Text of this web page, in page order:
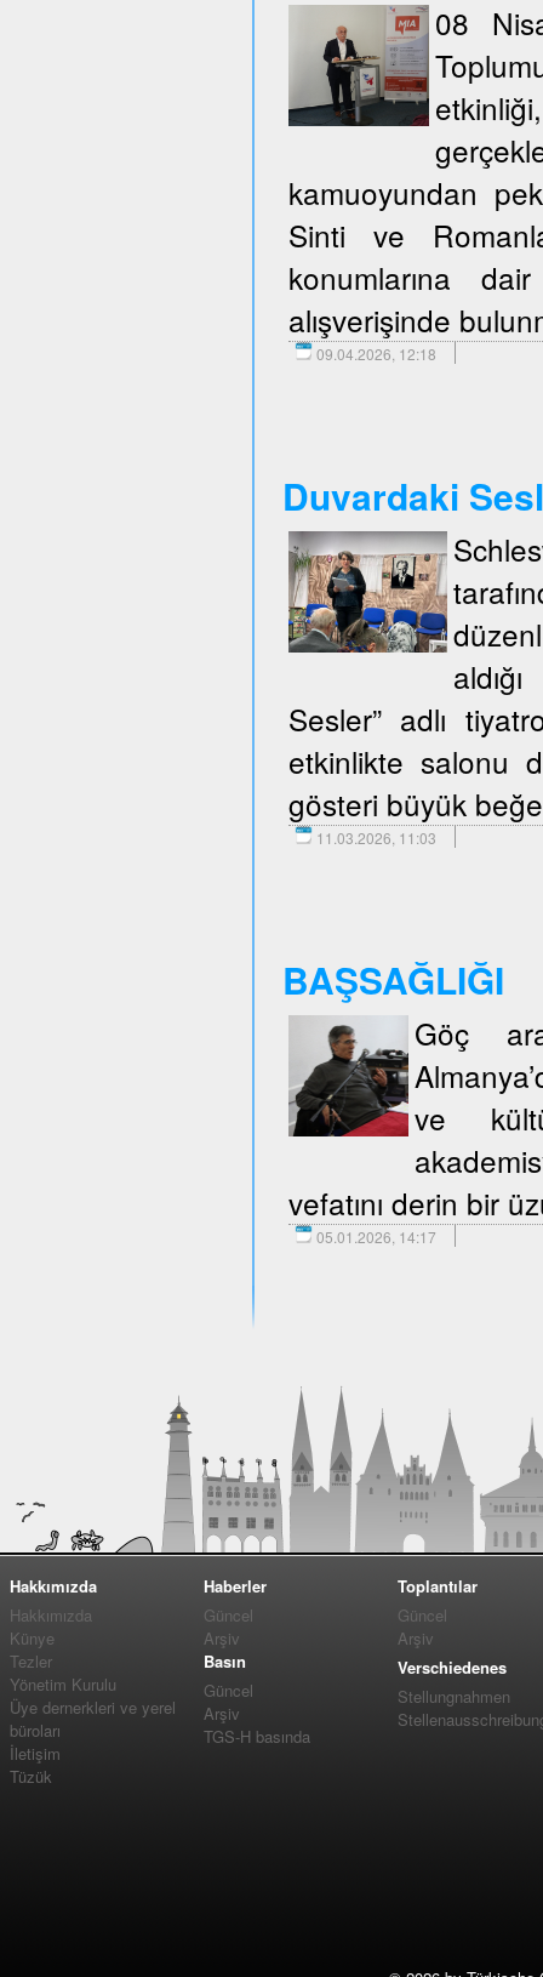
08
kamuoyundan pek
Sinti ve
konumlarına
alışverişinde
09.04.2026, 12:18
Duvardaki
Sesler” adlı
etkinlikte salonu
gösteri büyük
11.03.2026, 11:03
BAŞSAĞLIĞI
Göç
ve
vefatını derin bir
05.01.2026, 14:17
Hakkımızda
Hakkımızda
Künye
Tezler
Yönetim Kurulu
Üye dernerkleri ve yerel
büroları
İletişim
Tüzük
Haberler
Güncel
Arşiv
Basın
Güncel
Arşiv
TGS-H basında
Toplantılar
Güncel
Arşiv
Verschiedenes
Stellungnahmen